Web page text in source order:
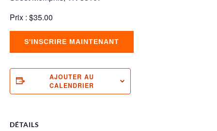
Prix : $35.00
S'INSCRIRE MAINTENANT
AJOUTER AU
CALENDRIER
DÉTAILS